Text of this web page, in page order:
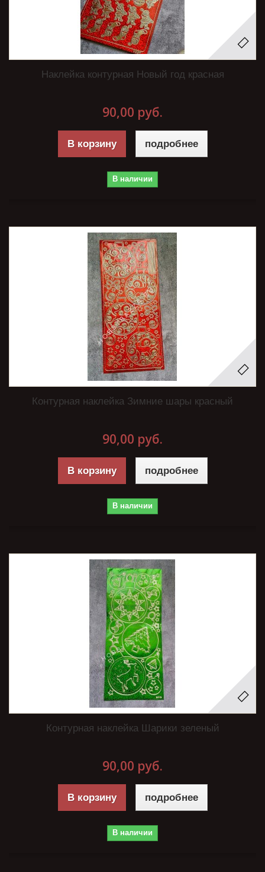
Наклейка контурная Новый год красная
90,00 руб.
В корзину подробнее
В наличии
Контурная наклейка Зимние шары красный
90,00 руб.
В корзину подробнее
В наличии
Контурная наклейка Шарики зеленый
90,00 руб.
В корзину подробнее
В наличии